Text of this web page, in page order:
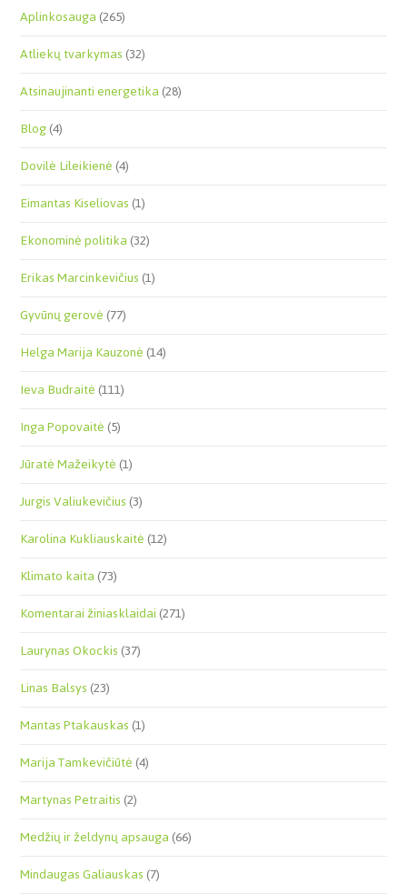
Aplinkosauga(265)
Atliekų tvarkymas(32)
Atsinaujinanti energetika(28)
Blog(4)
Dovilė Lileikienė(4)
Eimantas Kiseliovas(1)
Ekonominė politika(32)
Erikas Marcinkevičius(1)
Gyvūnų gerovė(77)
Helga Marija Kauzonė(14)
Ieva Budraitė(111)
Inga Popovaitė(5)
Jūratė Mažeikytė(1)
Jurgis Valiukevičius(3)
Karolina Kukliauskaitė(12)
Klimato kaita(73)
Komentarai žiniasklaidai(271)
Laurynas Okockis(37)
Linas Balsys(23)
Mantas Ptakauskas(1)
Marija Tamkevičiūtė(4)
Martynas Petraitis(2)
Medžių ir želdynų apsauga(66)
Mindaugas Galiauskas(7)